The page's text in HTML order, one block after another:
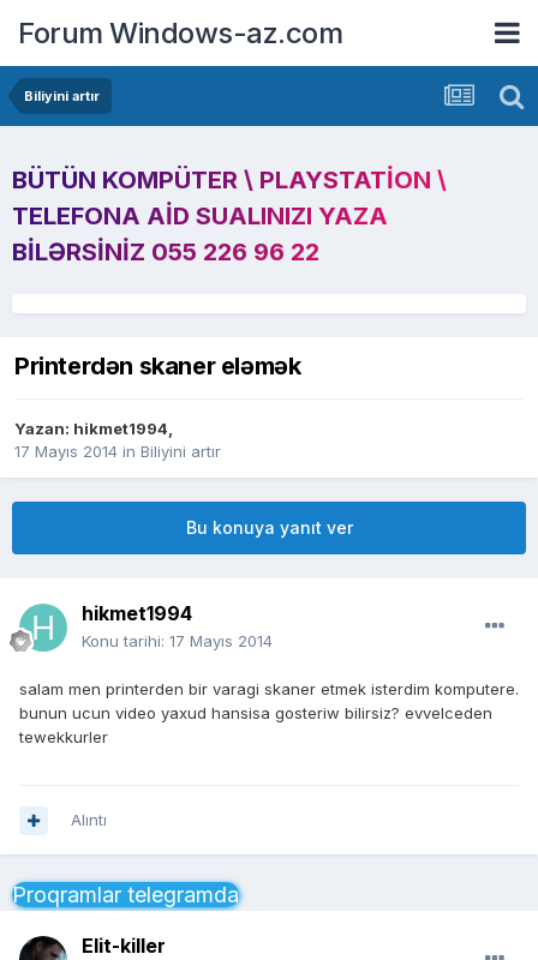
Forum Windows-az.com
Biliyini artır
BÜTÜN KOMPÜTER \ PLAYSTATION \
TELEFONA AID SUALINIZI YAZA
BILƏRSINIZ 055 226 96 22
Printerdən skaner eləmək
Yazan: hikmet1994,
17 Mayıs 2014 in Biliyini artır
Bu konuya yanıt ver
hikmet1994
Konu tarihi: 17 Mayıs 2014
salam men printerden bir varagi skaner etmek isterdim komputere.
bunun ucun video yaxud hansisa gosteriw bilirsiz? evvelceden
tewekkurler
Alıntı
Proqramlar telegramda
Elit-killer